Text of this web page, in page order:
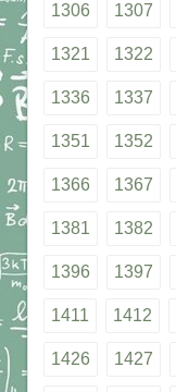
1306 1307
1321 1322
1336 1337
1351 1352
1366 1367
1381 1382
1396 1397
1411 1412
1426 1427